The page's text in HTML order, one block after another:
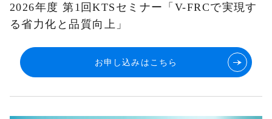
お申し込みはこちら
2026年度 第1回KTSセミナー「V-FRCで実現す
る省力化と品質向上」